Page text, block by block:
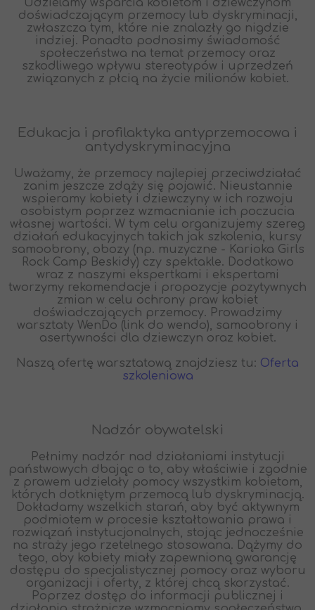
Udzielamy wsparcia kobietom i dziewczynom
doświadczającym przemocy lub dyskryminacji,
zwłaszcza tym, które nie znalazły go nigdzie
indziej. Ponadto podnosimy świadomość
społeczeństwa na temat przemocy oraz
szkodliwego wpływu stereotypów i uprzedzeń
związanych z płcią na życie milionów kobiet.
Edukacja i profilaktyka antyprzemocowa i
antydyskryminacyjna
Uważamy, że przemocy najlepiej przeciwdziałać
zanim jeszcze zdąży się pojawić. Nieustannie
wspieramy kobiety i dziewczyny w ich rozwoju
osobistym poprzez wzmacnianie ich poczucia
własnej wartości. W tym celu organizujemy szereg
działań edukacyjnych takich jak szkolenia, kursy
samoobrony, obozy (np. muzyczne - Karioka Girls
Rock Camp Beskidy) czy spektakle. Dodatkowo
wraz z naszymi ekspertkami i ekspertami
tworzymy rekomendacje i propozycje pozytywnych
zmian w celu ochrony praw kobiet
doświadczających przemocy. Prowadzimy
warsztaty WenDo (link do wendo), samoobrony i
asertywności dla dziewczyn oraz kobiet.
Naszą ofertę warsztatową znajdziesz tu: Oferta
szkoleniowa
Nadzór obywatelski
Pełnimy nadzór nad działaniami instytucji
państwowych dbając o to, aby właściwie i zgodnie
z prawem udzielały pomocy wszystkim kobietom,
których dotkniętym przemocą lub dyskryminacją.
Dokładamy wszelkich starań, aby być aktywnym
podmiotem w procesie kształtowania prawa i
rozwiązań instytucjonalnych, stojąc jednocześnie
na straży jego rzetelnego stosowana. Dążymy do
tego, aby kobiety miały zapewnioną gwarancję
dostępu do specjalistycznej pomocy oraz wyboru
organizacji i oferty, z której chcą skorzystać.
Poprzez dostęp do informacji publicznej i